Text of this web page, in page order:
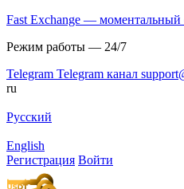
Fast Exchange — моментальный
Режим работы — 24/7
Telegram Telegram канал
ru
Русский
English
Регистрация Войти